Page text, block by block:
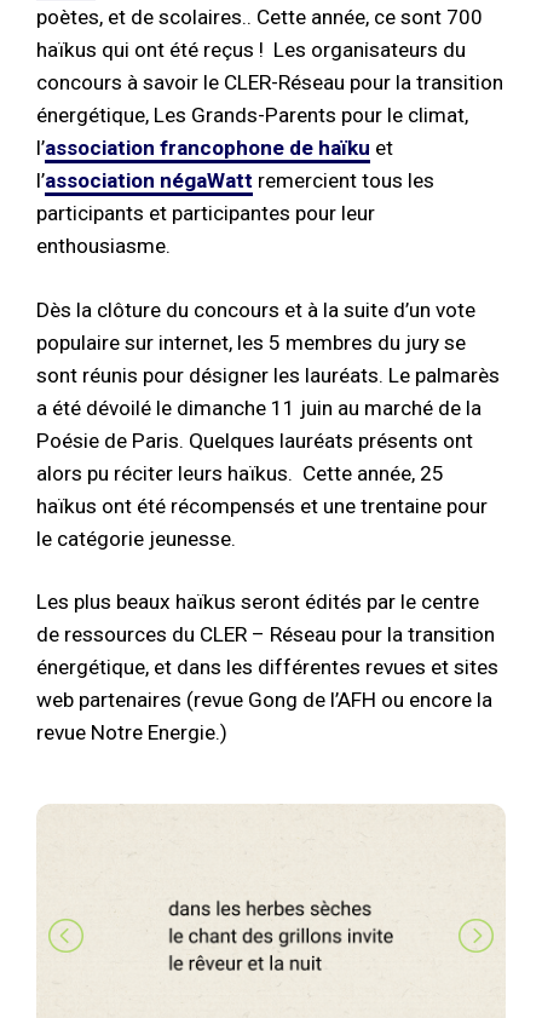
poètes, et de scolaires.. Cette année, ce sont 700
haïkus qui ont été reçus ! Les organisateurs du
concours à savoir le CLER-Réseau pour la transition
énergétique, Les Grands-Parents pour le climat,
l’association francophone de haïku et
l’association négaWatt remercient tous les
participants et participantes pour leur
enthousiasme.
Dès la clôture du concours et à la suite d’un vote
populaire sur internet, les 5 membres du jury se
sont réunis pour désigner les lauréats. Le palmarès
a été dévoilé le dimanche 11 juin au marché de la
Poésie de Paris. Quelques lauréats présents ont
alors pu réciter leurs haïkus. Cette année, 25
haïkus ont été récompensés et une trentaine pour
le catégorie jeunesse.
Les plus beaux haïkus seront édités par le centre
de ressources du CLER – Réseau pour la transition
énergétique, et dans les différentes revues et sites
web partenaires (revue Gong de l’AFH ou encore la
revue Notre Energie.)